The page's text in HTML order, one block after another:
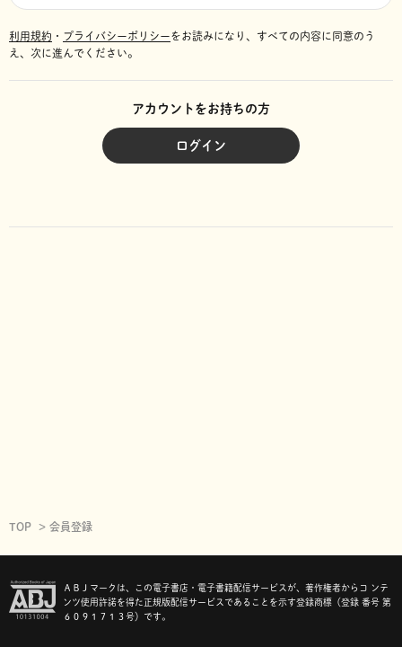
利用規約 ・ プライバシーポリシーをお読みになり、 すべての内容に同意のう
え、次に進んでください。
アカウントをお持ちの方
ログイン
TOP 会員登録
ＡＢＪマークは、この電子書店・電子書籍配信サービスが、著作権者からコ ンテ
ンツ使用許諾を得た正規版配信サービスであることを示す登録商標（登録 番号 第
６０９１７１３号）です。